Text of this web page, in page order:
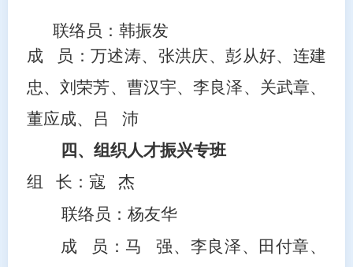
联络员 ： 韩振发
成
员：万述涛、张洪庆、彭从好、连建
忠、刘荣芳、曹汉宇、李良泽、关武章、
董应成、吕
沛
四、组织人才振兴专班
组
长：寇
杰
联络员：杨友华
成
员：马
强、李良泽、田付章、